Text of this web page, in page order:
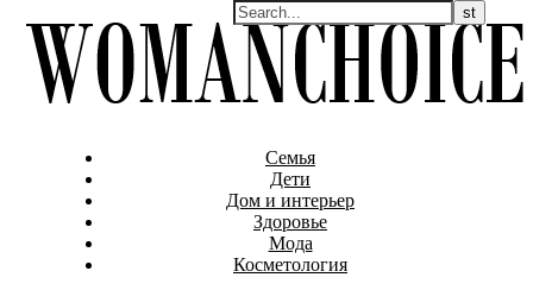
Семья
Дети
Дом и интерьер
Здоровье
Мода
Косметология